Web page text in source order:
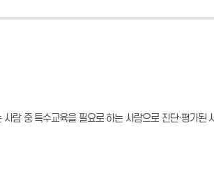
람 중 특수교육을 필요로 하는 사람으로 진단·평가된